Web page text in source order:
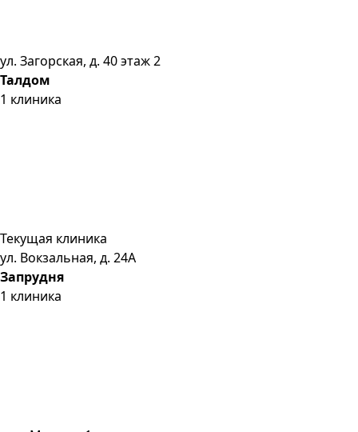
ул. Загорская, д. 40 этаж 2
Талдом
1 клиника
Текущая клиника
ул. Вокзальная, д. 24А
Запрудня
1 клиника